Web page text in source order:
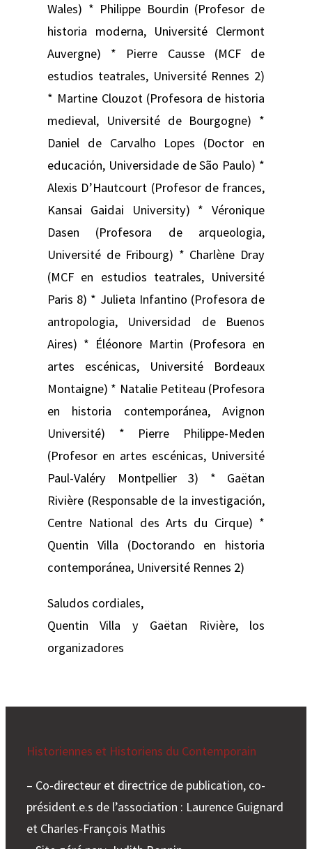
Wales) * Philippe Bourdin (Profesor de
historia moderna, Université Clermont
Auvergne) * Pierre Causse (MCF de
estudios teatrales, Université Rennes 2)
* Martine Clouzot (Profesora de historia
medieval, Université de Bourgogne) *
Daniel de Carvalho Lopes (Doctor en
educaciόn, Universidade de São Paulo) *
Alexis D’Hautcourt (Profesor de frances,
Kansai Gaidai University) * Véronique
Dasen (Profesora de arqueologia,
Université de Fribourg) * Charlène Dray
(MCF en estudios teatrales, Université
Paris 8) * Julieta Infantino (Profesora de
antropologia, Universidad de Buenos
Aires) * Éléonore Martin (Profesora en
artes escénicas, Université Bordeaux
Montaigne) * Natalie Petiteau (Profesora
en historia contemporánea, Avignon
Université) * Pierre Philippe-Meden
(Profesor en artes escénicas, Université
Paul-Valéry Montpellier 3) * Gaëtan
Rivière (Responsable de la investigación,
Centre National des Arts du Cirque) *
Quentin Villa (Doctorando en historia
contemporánea, Université Rennes 2)
Saludos cordiales,
Quentin Villa y Gaëtan Rivière, los
organizadores
Historiennes et Historiens du Contemporain
– Co-directeur et directrice de publication, co-
président.e.s de l’association : Laurence Guignard
et Charles-François Mathis